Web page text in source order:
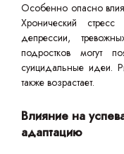
Особенно опасно
Хронический
депрессии,
подростков могут
суицидальные идеи.
также возрастает.
Влияние на
адаптацию